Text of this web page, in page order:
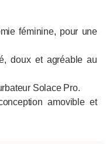
féminine, pour une
doux et agréable au
Solace Pro.
amovible et